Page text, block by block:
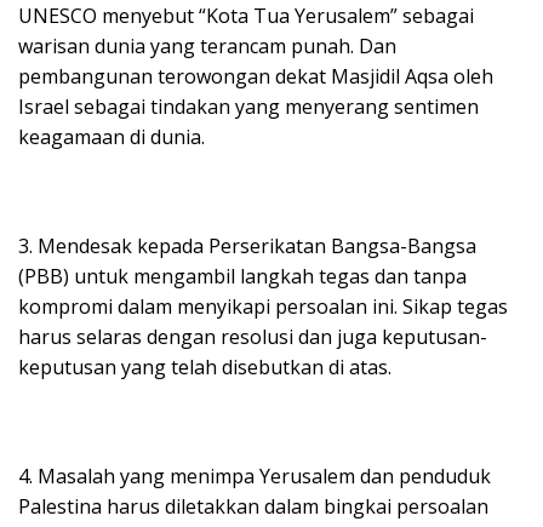
UNESCO menyebut “Kota Tua Yerusalem” sebagai
warisan dunia yang terancam punah. Dan
pembangunan terowongan dekat Masjidil Aqsa oleh
Israel sebagai tindakan yang menyerang sentimen
keagamaan di dunia.
3. Mendesak kepada Perserikatan Bangsa-Bangsa
(PBB) untuk mengambil langkah tegas dan tanpa
kompromi dalam menyikapi persoalan ini. Sikap tegas
harus selaras dengan resolusi dan juga keputusan-
keputusan yang telah disebutkan di atas.
4. Masalah yang menimpa Yerusalem dan penduduk
Palestina harus diletakkan dalam bingkai persoalan